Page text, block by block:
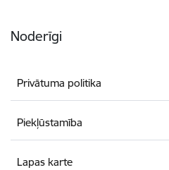
Noderīgi
Privātuma politika
Piekļūstamība
Lapas karte